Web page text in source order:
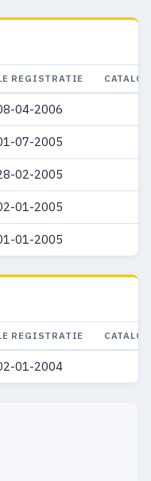
REGISTRATIE
04-2006
07-2005
02-2005
01-2005
01-2005
REGISTRATIE
01-2004